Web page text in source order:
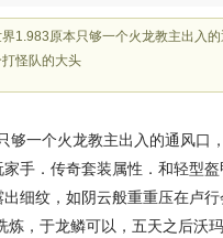
1.983原本只够一个火龙教主出入
怪队的大头
够一个火龙教主出入的通风口
手．传奇套装属性．和轻型
细纹，如阴云般重重压在卢
炼，于龙鳞可以，五天之后沃